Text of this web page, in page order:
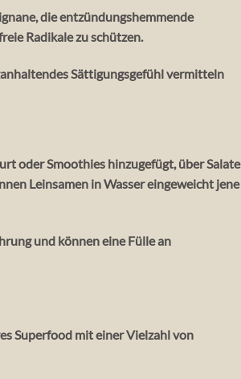
die entzündungshemmende
Radikale zu schützen.
Sättigungsgefühl vermitteln
oder Smoothies hinzugefügt, über Salate
Leinsamen in Wasser eingeweicht jene
und können eine Fülle an
Superfood mit einer Vielzahl von